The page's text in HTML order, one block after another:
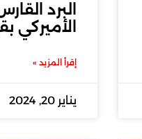
البرد
الأميركي
إقرأ المزيد »
يناير 20, 2024